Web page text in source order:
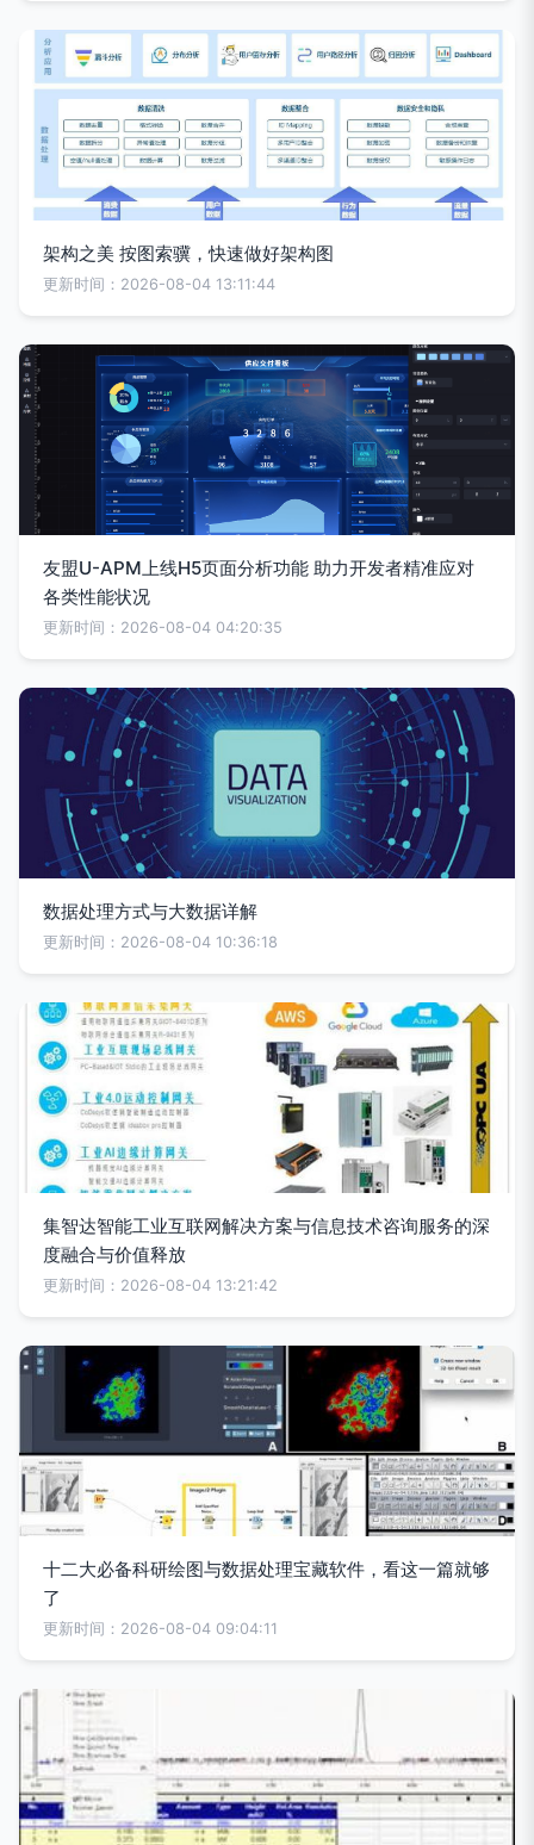
架构之美 按图索骥，快速做好架构图
更新时间：2026-08-04 13:11:44
友盟U-APM上线H5页面分析功能 助力开发者精准应对
各类性能状况
更新时间：2026-08-04 04:20:35
数据处理方式与大数据详解
更新时间：2026-08-04 10:36:18
集智达智能工业互联网解决方案与信息技术咨询服务的深
度融合与价值释放
更新时间：2026-08-04 13:21:42
十二大必备科研绘图与数据处理宝藏软件，看这一篇就够
了
更新时间：2026-08-04 09:04:11